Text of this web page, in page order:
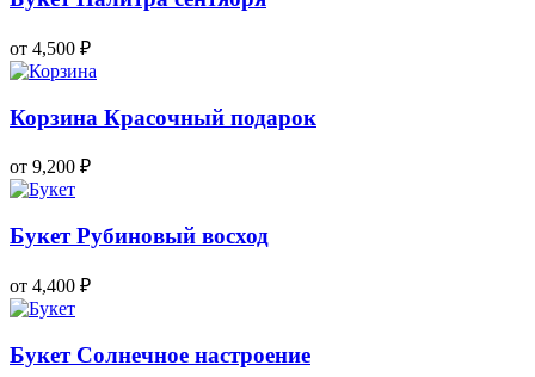
от 4,500 ₽
Корзина Красочный подарок
от 9,200 ₽
Букет Рубиновый восход
от 4,400 ₽
Букет Солнечное настроение